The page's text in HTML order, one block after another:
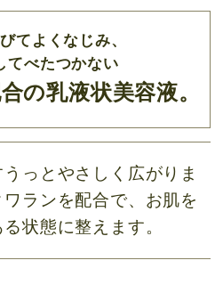
てよくなじみ、
てべたつかない
の乳液状美容液。
っとやさしく広がりま
ランを配合で、お肌を
状態に整えます。